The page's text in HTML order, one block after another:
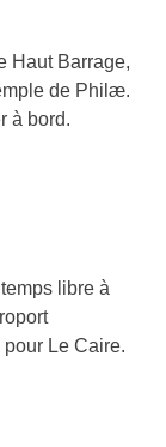
Haut Barrage,
de Philæ.
à bord.
libre à
Le Caire.